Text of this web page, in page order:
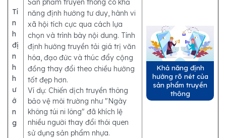
Tí
n
h
đị
n
h
h
ư
ớ
n
g
Sản phẩm truyền thông có khả
năng định hướng tư duy, hành vi
xã hội tích cực qua cách lựa
chọn và trình bày nội dung. Tính
định hướng truyền tải giá trị văn
hóa, đạo đức và thúc đẩy cộng
đồng thay đổi theo chiều hướng
tốt đẹp hơn.
Ví dụ: Chiến dịch truyền thông
bảo vệ môi trường như "Ngày
không túi ni lông" đã khích lệ
nhiều người thay đổi thói quen
sử dụng sản phẩm nhựa.
Khả năng định
hướng rõ nét của
sản phẩm truyền
thông